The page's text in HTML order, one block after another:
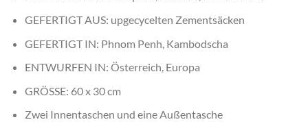
GEFERTIGT AUS: upgecycelten Zementsäcken
GEFERTIGT IN: Phnom Penh, Kambodscha
ENTWURFEN IN: Österreich, Europa
GRÖSSE: 60 x 30 cm
Zwei Innentaschen und eine Außentasche